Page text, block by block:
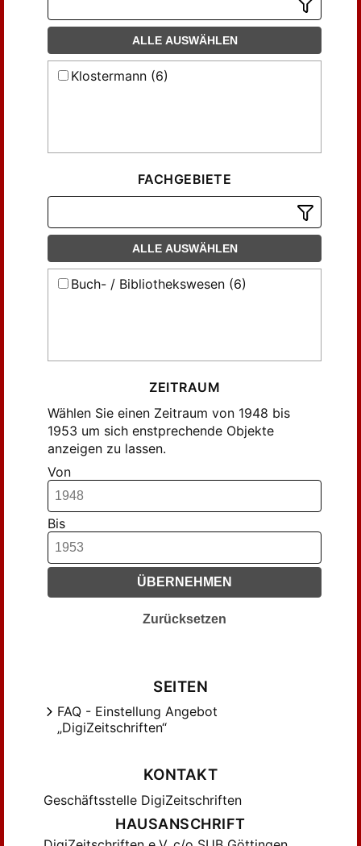
ALLE AUSWÄHLEN
Klostermann (6)
FACHGEBIETE
ALLE AUSWÄHLEN
Buch- / Bibliothekswesen (6)
ZEITRAUM
Wählen Sie einen Zeitraum von 1948 bis
1953 um sich enstprechende Objekte
anzeigen zu lassen.
Von
Bis
ÜBERNEHMEN
Zurücksetzen
SEITEN
FAQ - Einstellung Angebot
„DigiZeitschriften“
KONTAKT
Geschäftsstelle DigiZeitschriften
HAUSANSCHRIFT